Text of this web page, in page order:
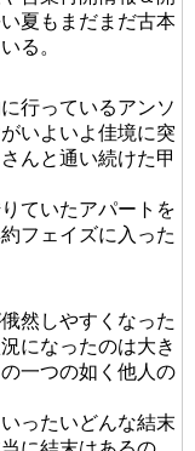
夏もまだまだ古本
る。
行っているアンソ
いよいよ佳境に突
んと通い続けた甲
ていたアパートを
フェイズに入った
然しやすくなった
になったのは大き
一つの如く他人の
ったいどんな結末